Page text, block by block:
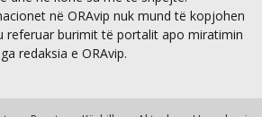
në ORAvip nuk mund të kopjohen
referuar burimit të portalit apo miratimin
redaksia e ORAvip.